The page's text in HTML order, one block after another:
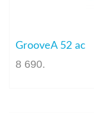
GrooveA 52 ac
8 690.